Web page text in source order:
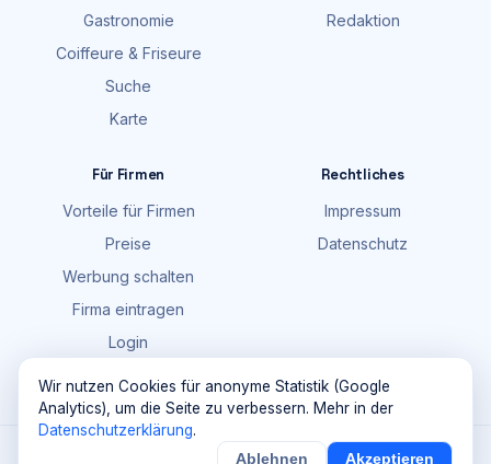
Gastronomie
Coiffeure & Friseure
Suche
Karte
Redaktion
Für Firmen
Vorteile für Firmen
Preise
Werbung schalten
Firma eintragen
Login
Rechtliches
Impressum
Datenschutz
Maik Möhring Media · Ermatingen
Wir nutzen Cookies für anonyme Statistik (Google
Analytics), um die Seite zu verbessern. Mehr in der
Datenschutzerklärung.
Ablehnen Akzeptieren